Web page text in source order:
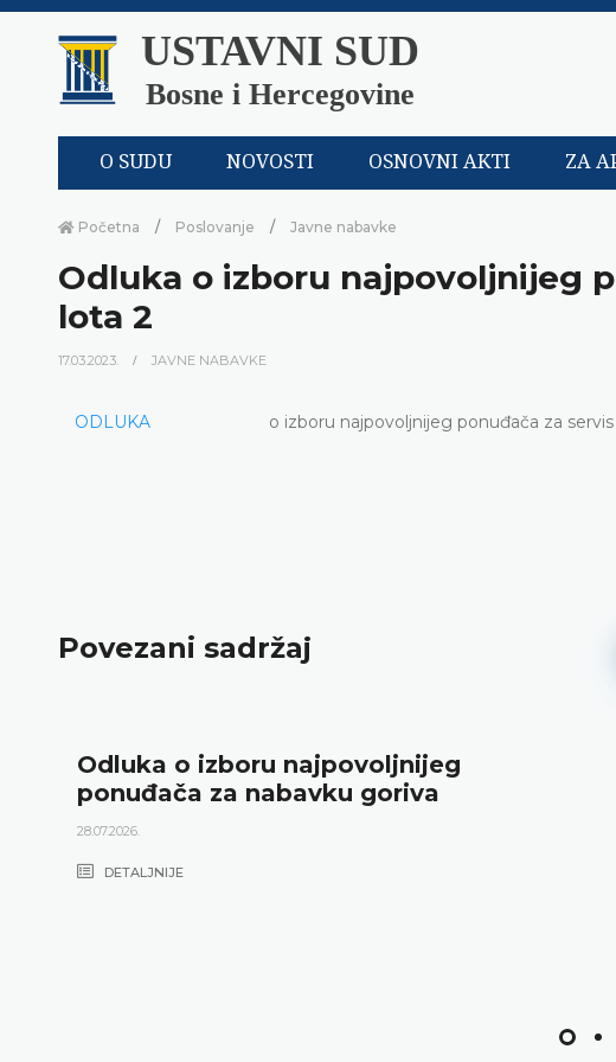
USTAVNI SUD
Bosne i Hercegovine
O SUDU NOVOSTI OSNOVNI AKTI ZA
Početna Poslovanje Javne nabavke
Odluka o izboru najpovoljnijeg
lota 2
17.03.2023. JAVNE NABAVKE
ODLUKA o izboru najpovoljnijeg ponuđača za
Povezani sadržaj
Odluka o izboru najpovoljnijeg
ponuđača za nabavku goriva
28.07.2026.
DETALJNIJE